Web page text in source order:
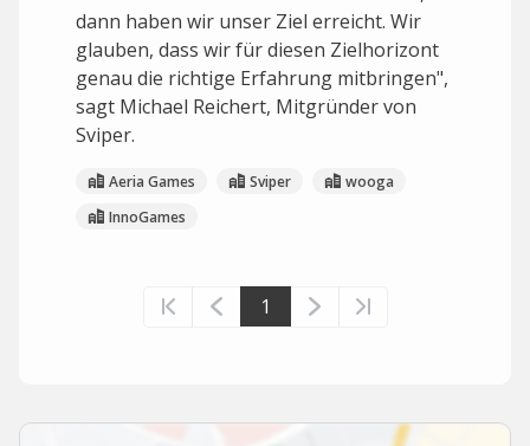
dann haben wir unser Ziel erreicht. Wir
glauben, dass wir für diesen Zielhorizont
genau die richtige Erfahrung mitbringen",
sagt Michael Reichert, Mitgründer von
Sviper.
Aeria Games Sviper
wooga
InnoGames
1